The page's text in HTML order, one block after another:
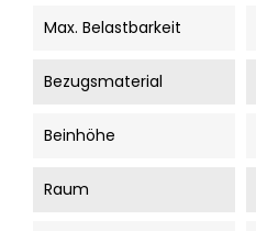
Max. Belastbarkeit
Bezugsmaterial
Beinhöhe
Raum